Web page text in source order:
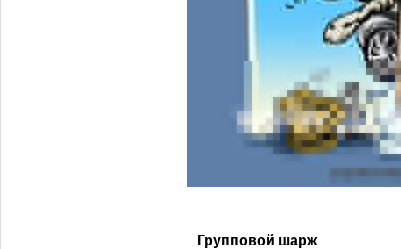
Групповой шарж